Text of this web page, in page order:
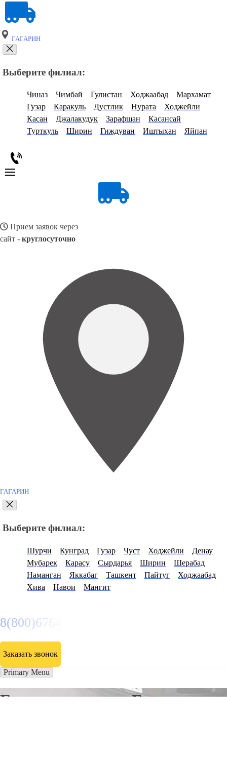
ГАГАРИН
Выберите филиал:
Чиназ Чимбай Гулистан Ходжаабад
Мархамат
Гузар
Каракуль Дустлик Нурата
Ходжейли
Касан
Джалакудук Зарафшан
Касансай
Турткуль
Ширин Гиждуван Иштыхан Яйпан
Прием заявок через
сайт - круглосуточно
ГАГАРИН
Выберите филиал:
Шурчи Кунград Гузар Чуст Ходжейли
Денау
Мубарек
Карасу Сырдарья Ширин
Шерабад
Наманган
Яккабаг Ташкент Пайтуг
Ходжаабад
Хива
Навои Мангит
8(800)6764935
Заказать звонок
Primary Menu
Грузоперевозки в Гагарин